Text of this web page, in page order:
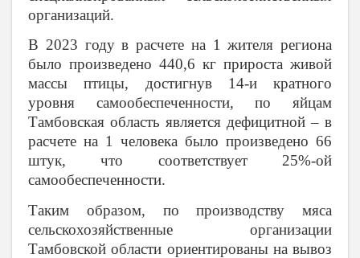
организаций.
В 2023 году в расчете на 1 жителя региона
было произведено 440,6 кг прироста живой
массы птицы, достигнув 14-и кратного
уровня самообеспеченности, по яйцам
Тамбовская область является дефицитной – в
расчете на 1 человека было произведено 66
штук, что соответствует 25%-ой
самообеспеченности.
Таким образом, по производству мяса
сельскохозяйственные организации
Тамбовской области ориентированы на вывоз